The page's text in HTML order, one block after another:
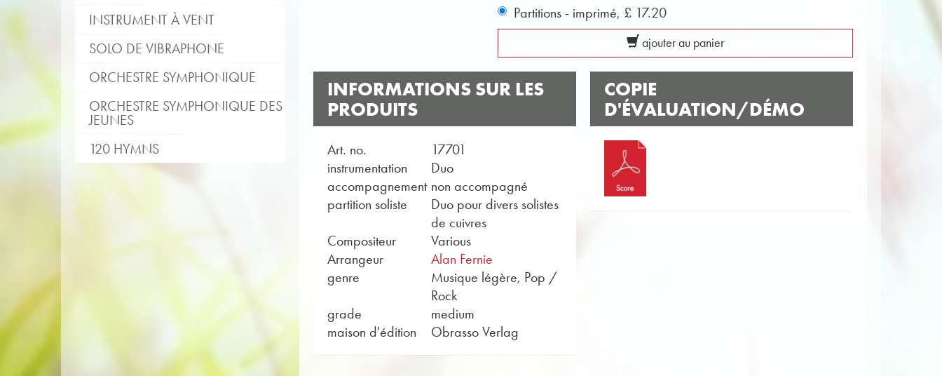
INSTRUMENT À VENT
SOLO DE VIBRAPHONE
ORCHESTRE SYMPHONIQUE
ORCHESTRE SYMPHONIQUE DES
JEUNES
120 HYMNS
Partitions - imprimé, £ 17.20
ajouter au panier
INFORMATIONS SUR LES
PRODUITS
Art. no.
17701
instrumentation
Duo
accompagnement non accompagné
partition soliste
Duo pour divers solistes
de cuivres
Compositeur
Various
Arrangeur
Alan Fernie
genre
Musique légère, Pop /
Rock
grade
medium
maison d'édition
Obrasso Verlag
COPIE
D'ÉVALUATION/DÉMO